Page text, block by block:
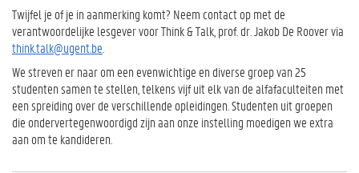
Twijfel je of je in aanmerking komt? Neem contact op met de
verantwoordelijke lesgever voor Think & Talk, prof. dr. Jakob De Roover via
think.talk@ugent.be.
We streven er naar om een evenwichtige en diverse groep van 25
studenten samen te stellen, telkens vijf uit elk van de alfafaculteiten met
een spreiding over de verschillende opleidingen. Studenten uit groepen
die ondervertegenwoordigd zijn aan onze instelling moedigen we extra
aan om te kandideren.